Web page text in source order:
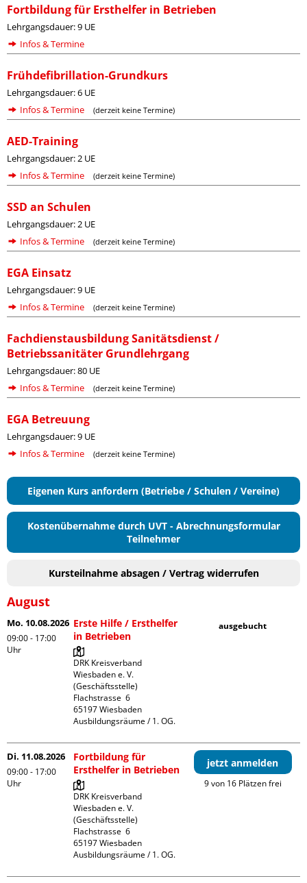
Fortbildung für Ersthelfer in Betrieben
Lehrgangsdauer: 9 UE
Infos & Termine
Frühdefibrillation-Grundkurs
Lehrgangsdauer: 6 UE
Infos & Termine
(derzeit keine Termine)
AED-Training
Lehrgangsdauer: 2 UE
Infos & Termine
(derzeit keine Termine)
SSD an Schulen
Lehrgangsdauer: 2 UE
Infos & Termine
(derzeit keine Termine)
EGA Einsatz
Lehrgangsdauer: 9 UE
Infos & Termine
(derzeit keine Termine)
Fachdienstausbildung Sanitätsdienst /
Betriebssanitäter Grundlehrgang
Lehrgangsdauer: 80 UE
Infos & Termine
(derzeit keine Termine)
EGA Betreuung
Lehrgangsdauer: 9 UE
Infos & Termine
(derzeit keine Termine)
Eigenen Kurs anfordern (Betriebe / Schulen / Vereine)
Kostenübernahme durch UVT - Abrechnungsformular
Teilnehmer
Kursteilnahme absagen / Vertrag widerrufen
August
Mo. 10.08.2026
09:00 - 17:00
Uhr
Erste Hilfe / Ersthelfer
in Betrieben
DRK Kreisverband
Wiesbaden e. V.
(Geschäftsstelle)
Flachstrasse  6
65197 Wiesbaden
Ausbildungsräume / 1. OG.
ausgebucht
Di. 11.08.2026
09:00 - 17:00
Uhr
Fortbildung für
Ersthelfer in Betrieben
DRK Kreisverband
Wiesbaden e. V.
(Geschäftsstelle)
Flachstrasse  6
65197 Wiesbaden
Ausbildungsräume / 1. OG.
jetzt anmelden
9 von 16 Plätzen frei